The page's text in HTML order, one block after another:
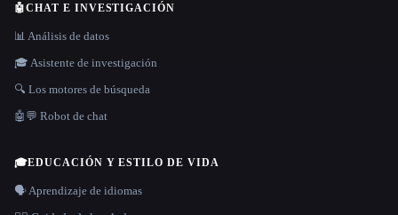
🤖CHAT E INVESTIGACIÓN
📊 Análisis de datos
🎓 Asistente de investigación
🔍 Los motores de búsqueda
🤖💬 Robot de chat
🎓EDUCACIÓN Y ESTILO DE VIDA
🗣️ Aprendizaje de idiomas